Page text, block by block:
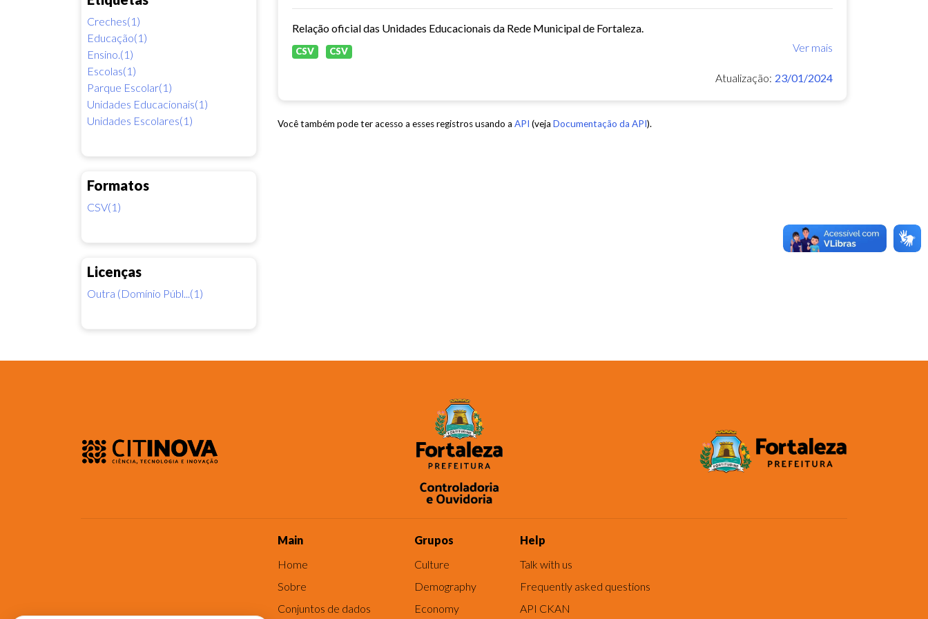
Creches(1)
Educação(1)
Ensino.(1)
Escolas(1)
Parque Escolar(1)
Unidades Educacionais(1)
Unidades Escolares(1)
Formatos
CSV(1)
Licenças
Outra (Domínio Públ...(1)
Relação oficial das Unidades Educacionais da Rede Municipal de Fortaleza.
Ver mais
CSV CSV
Atualização: 23/01/2024
Você também pode ter acesso a esses registros usando a API (veja Documentação da API).
Main
Home
Sobre
Conjuntos de dados
Grupos
Culture
Demography
Economy
Help
Talk with us
Frequently asked questions
API CKAN